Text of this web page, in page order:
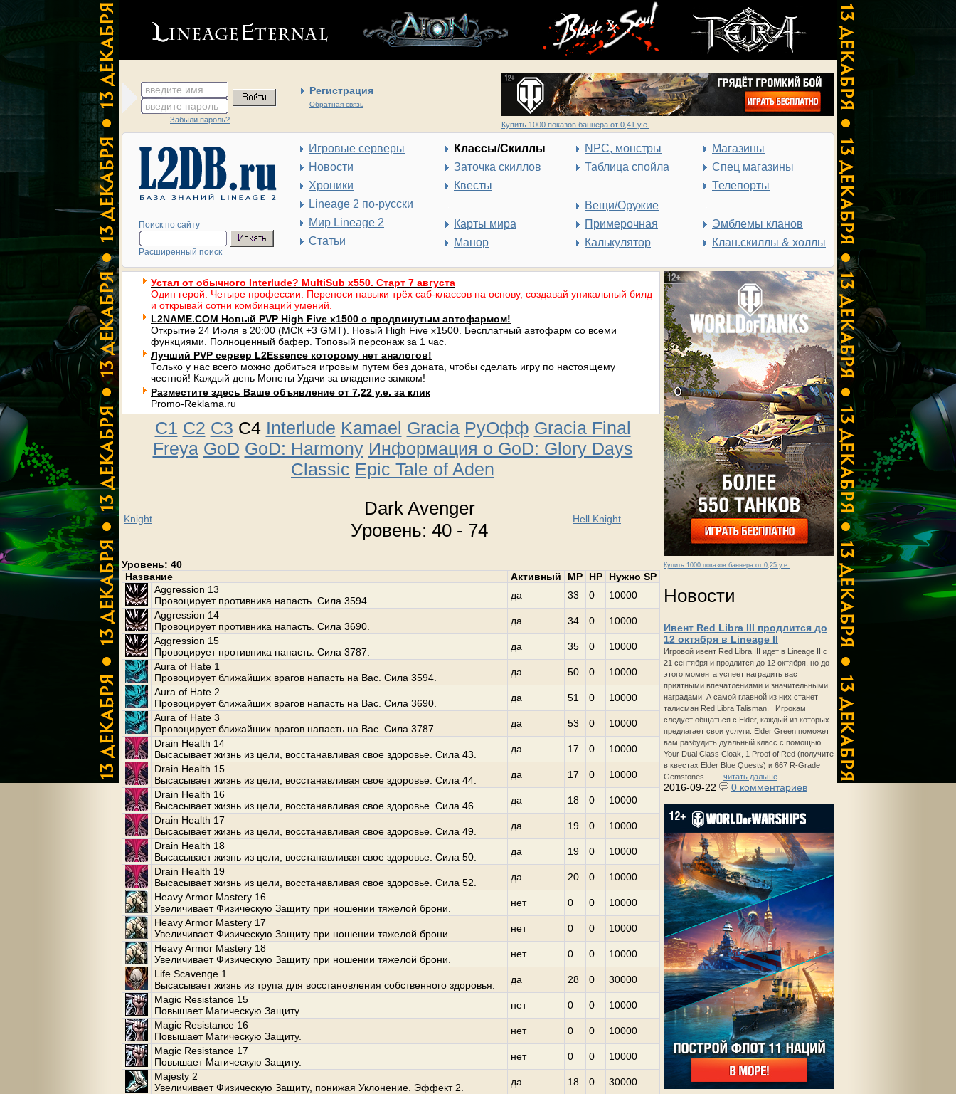
введите имя Регистрация
Обратная связь
введите пароль
Забыли пароль?
Купить 1000 показов баннера от 0,41 у.е.
Поиск по сайту
Расширенный поиск
Игровые серверы
Новости
Хроники
Lineage 2 по-русски
Мир Lineage 2
Статьи
Классы/Скиллы
Заточка скиллов
Квесты
Карты мира
Манор
NPC, монстры
Таблица спойла
Вещи/Оружие
Примерочная
Калькулятор
Магазины
Спец магазины
Телепорты
Эмблемы кланов
Клан.скиллы & холлы
Купить 1000 показов баннера от 0,25 у.е.
Новости
Ивент Red Libra III продлится до
12 октября в Lineage II
Игровой ивент Red Libra III идет в Lineage II с
21 сентября и продлится до 12 октября, но до
этого момента успеет наградить вас
приятными впечатлениями и значительными
наградами! А самой главной из них станет
талисман Red Libra Talisman. Игрокам
следует общаться с Elder, каждый из которых
предлагает свои услуги. Elder Green поможет
вам разбудить дуальный класс с помощью
Your Dual Class Cloak, 1 Proof of Red (получите
в квестах Elder Blue Quests) и 667 R-Grade
Gemstones. ... читать дальше
2016-09-22 0 комментариев
Устал от обычного Interlude? MultiSub x550. Старт 7 августа
Один герой. Четыре профессии. Переноси навыки трёх саб-классов на основу, создавай уникальный билд
и открывай сотни комбинаций умений.
L2NAME.COM Новый PVP High Five x1500 с продвинутым автофармом!
Открытие 24 Июля в 20:00 (МСК +3 GMT). Новый High Five x1500. Бесплатный автофарм со всеми
функциями. Полноценный бафер. Топовый персонаж за 1 час.
Лучший PVP сервер L2Essence которому нет аналогов!
Только у нас всего можно добиться игровым путем без доната, чтобы сделать игру по настоящему
честной! Каждый день Монеты Удачи за владение замком!
Разместите здесь Ваше объявление от 7,22 у.е. за клик
Promo-Reklama.ru
C1 C2 C3 C4 Interlude Kamael Gracia РуОфф Gracia Final
Freya GoD GoD: Harmony Информация о GoD: Glory Days
Classic Epic Tale of Aden
Knight
Dark Avenger
Уровень: 40 - 74
Hell Knight
Уровень: 40
Название
Активный MP HP
Нужно SP
Aggression 13
Провоцирует противника напасть. Сила 3594.
да 33 0
10000
Aggression 14
Провоцирует противника напасть. Сила 3690.
да 34 0
10000
Aggression 15
Провоцирует противника напасть. Сила 3787.
да 35 0
10000
Aura of Hate 1
Провоцирует ближайших врагов напасть на Вас. Сила 3594.
да 50 0
10000
Aura of Hate 2
Провоцирует ближайших врагов напасть на Вас. Сила 3690.
да 51 0
10000
Aura of Hate 3
Провоцирует ближайших врагов напасть на Вас. Сила 3787.
да 53 0
10000
Drain Health 14
Высасывает жизнь из цели, восстанавливая свое здоровье. Сила 43.
да 17 0
10000
Drain Health 15
Высасывает жизнь из цели, восстанавливая свое здоровье. Сила 44.
да 17 0
10000
Drain Health 16
Высасывает жизнь из цели, восстанавливая свое здоровье. Сила 46.
да 18 0
10000
Drain Health 17
Высасывает жизнь из цели, восстанавливая свое здоровье. Сила 49.
да 19 0
10000
Drain Health 18
Высасывает жизнь из цели, восстанавливая свое здоровье. Сила 50.
да 19 0
10000
Drain Health 19
Высасывает жизнь из цели, восстанавливая свое здоровье. Сила 52.
да 20 0
10000
Heavy Armor Mastery 16
Увеличивает Физическую Защиту при ношении тяжелой брони.
нет 0 0
10000
Heavy Armor Mastery 17
Увеличивает Физическую Защиту при ношении тяжелой брони.
нет 0 0
10000
Heavy Armor Mastery 18
Увеличивает Физическую Защиту при ношении тяжелой брони.
нет 0 0
10000
Life Scavenge 1
Высасывает жизнь из трупа для восстановления собственного здоровья.
да 28 0
30000
Magic Resistance 15
Повышает Магическую Защиту.
нет 0 0
10000
Magic Resistance 16
Повышает Магическую Защиту.
нет 0 0
10000
Magic Resistance 17
Повышает Магическую Защиту.
нет 0 0
10000
Majesty 2
Увеличивает Физическую Защиту, понижая Уклонение. Эффект 2.
да 18 0
30000